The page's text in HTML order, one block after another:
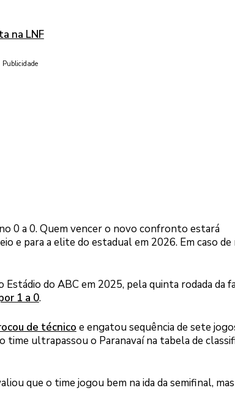
na LNF
Publicidade
0 a 0. Quem vencer o novo confronto estará
e para a elite do estadual em 2026. Em caso
do ABC em 2025, pela quinta rodada da
1 a 0.
de técnico e engatou sequência de sete
time ultrapassou o Paranavaí na tabela de
que o time jogou bem na ida da semifinal,